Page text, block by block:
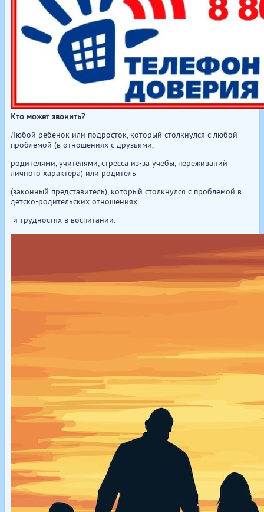
Кто может звонить?
Любой ребенок или подросток, который столкнулся с любой
проблемой (в отношениях с друзьями,
родителями, учителями, стресса из-за учебы, переживаний
личного характера) или родитель
(законный представитель), который столкнулся с проблемой в
детско-родительских отношениях
и трудностях в воспитании.